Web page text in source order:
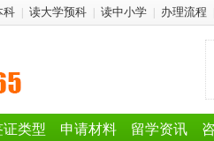
科 读大学预科 读中小学 办理流程
证类型 申请材料 留学资讯